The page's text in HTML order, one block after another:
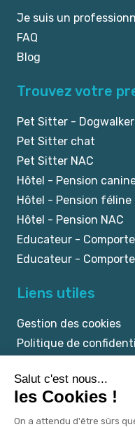
Je suis un
FAQ
Blog
Trouvez votre
Pet Sitter -
Pet Sitter chat
Pet Sitter NAC
Hôtel - Pension
Hôtel - Pension féline
Hôtel - Pension NAC
Educateur -
Educateur -
Liens utiles
Gestion des cookies
Politique de
CGU